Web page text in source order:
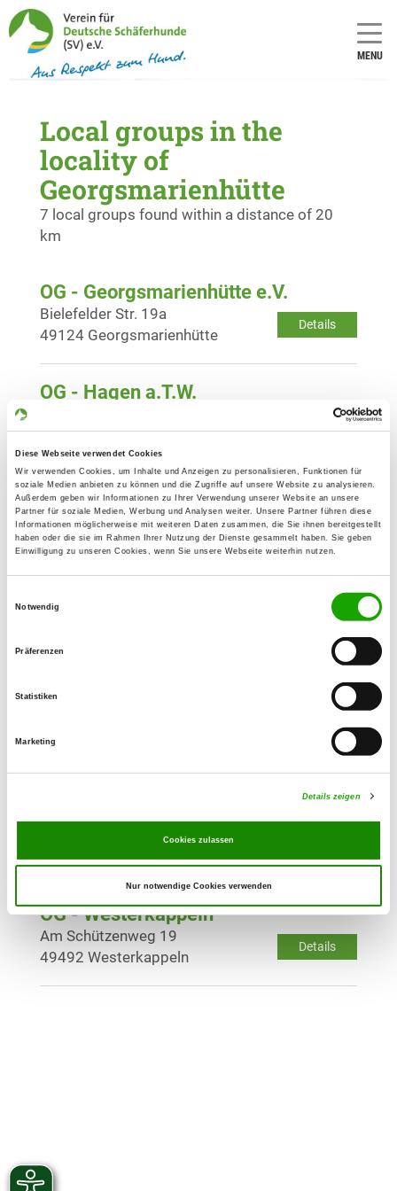
Diese Webseite verwendet Cookies
Wir verwenden Cookies, um Inhalte und Anzeigen zu personalisieren, Funktionen für
soziale Medien anbieten zu können und die Zugriffe auf unsere Website zu analysieren.
Außerdem geben wir Informationen zu Ihrer Verwendung unserer Website an unsere
Partner für soziale Medien, Werbung und Analysen weiter. Unsere Partner führen diese
Informationen möglicherweise mit weiteren Daten zusammen, die Sie ihnen bereitgestellt
haben oder die sie im Rahmen Ihrer Nutzung der Dienste gesammelt haben. Sie geben
Einwilligung zu unseren Cookies, wenn Sie unsere Webseite weiterhin nutzen.
Notwendig
Präferenzen
Statistiken
Marketing
Details zeigen
Cookies zulassen
Nur notwendige Cookies verwenden
MENU
Local groups in the
locality of
Georgsmarienhütte
7 local groups found within a distance of 20
km
OG - Georgsmarienhütte e.V.
Details
Bielefelder Str. 19a
49124 Georgsmarienhütte
OG - Hagen a.T.W.
Gellenbecker M
49170 Hagen
OG - Melle
Details
Schwarzer Brink
49326 Melle-Wiedebrocksheide
OG - Osnabrück-Nord
Details
49088 Osnabrück
Details
Boerskamp
49525 Lengerich
OG - Westerkappeln
Details
Am Schützenweg 19
49492 Westerkappeln